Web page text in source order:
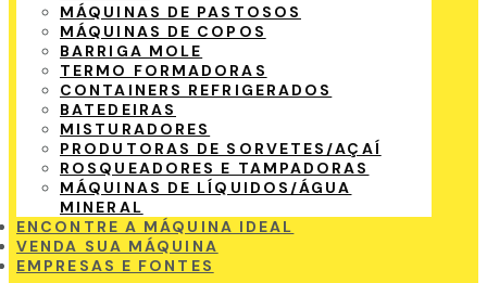
MÁQUINAS DE PASTOSOS
MÁQUINAS DE COPOS
BARRIGA MOLE
TERMO FORMADORAS
CONTAINERS REFRIGERADOS
BATEDEIRAS
MISTURADORES
PRODUTORAS DE SORVETES/AÇAÍ
ROSQUEADORES E TAMPADORAS
MÁQUINAS DE LÍQUIDOS/ÁGUA
MINERAL
ENCONTRE A MÁQUINA IDEAL
VENDA SUA MÁQUINA
EMPRESAS E FONTES